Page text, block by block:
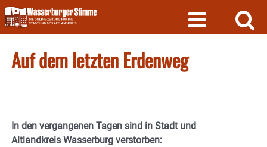
Skip
to
content
Auf dem letzten Erdenweg
In den vergangenen Tagen sind in Stadt und
Altlandkreis Wasserburg verstorben: